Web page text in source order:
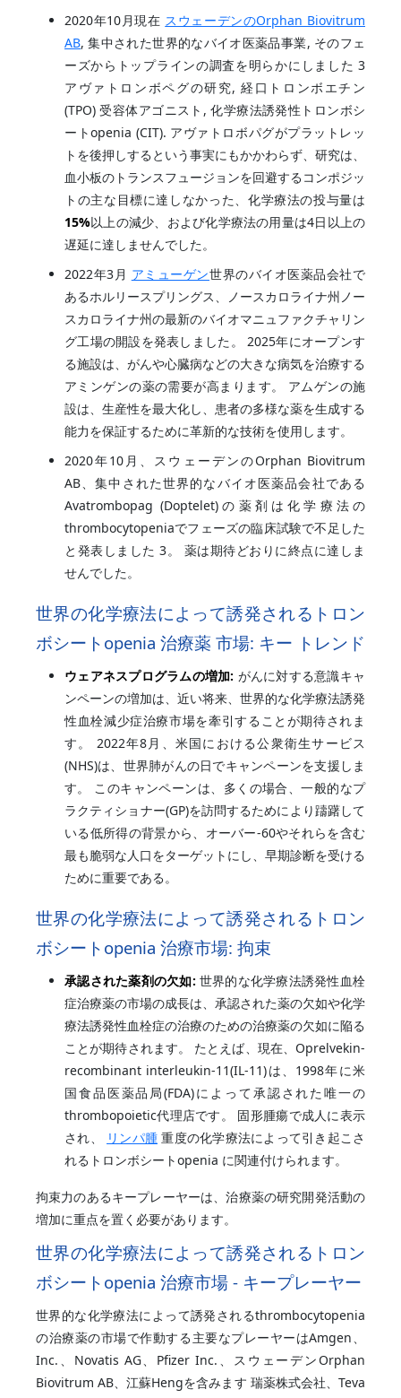
2020年10月現在 スウェーデンのOrphan Biovitrum
AB, 集中された世界的なバイオ医薬品事業, そのフェ
ーズからトップラインの調査を明らかにしました 3
アヴァトロンボペグの研究, 経口トロンボエチン
(TPO) 受容体アゴニスト, 化学療法誘発性トロンボシ
ートopenia (CIT). アヴァトロボパグがプラットレッ
トを後押しするという事実にもかかわらず、研究は、
血小板のトランスフュージョンを回避するコンポジッ
トの主な目標に達しなかった、化学療法の投与量は
15%以上の減少、および化学療法の用量は4日以上の
遅延に達しませんでした。
2022年3月 アミューゲン世界のバイオ医薬品会社で
あるホルリースプリングス、ノースカロライナ州ノー
スカロライナ州の最新のバイオマニュファクチャリン
グ工場の開設を発表しました。 2025年にオープンす
る施設は、がんや心臓病などの大きな病気を治療する
アミンゲンの薬の需要が高まります。 アムゲンの施
設は、生産性を最大化し、患者の多様な薬を生成する
能力を保証するために革新的な技術を使用します。
2020年10月、スウェーデンのOrphan Biovitrum
AB、集中された世界的なバイオ医薬品会社である
Avatrombopag (Doptelet)の薬剤は化学療法の
thrombocytopeniaでフェーズの臨床試験で不足した
と発表しました 3。 薬は期待どおりに終点に達しま
せんでした。
世界の化学療法によって誘発されるトロン
ボシートopenia 治療薬 市場: キー トレンド
ウェアネスプログラムの増加: がんに対する意識キャ
ンペーンの増加は、近い将来、世界的な化学療法誘発
性血栓減少症治療市場を牽引することが期待されま
す。 2022年8月、米国における公衆衛生サービス
(NHS)は、世界肺がんの日でキャンペーンを支援しま
す。 このキャンペーンは、多くの場合、一般的なプ
ラクティショナー(GP)を訪問するためにより躊躇して
いる低所得の背景から、オーバー-60やそれらを含む
最も脆弱な人口をターゲットにし、早期診断を受ける
ために重要である。
世界の化学療法によって誘発されるトロン
ボシートopenia 治療市場: 拘束
承認された薬剤の欠如: 世界的な化学療法誘発性血栓
症治療薬の市場の成長は、承認された薬の欠如や化学
療法誘発性血栓症の治療のための治療薬の欠如に陥る
ことが期待されます。 たとえば、現在、Oprelvekin-
recombinant interleukin-11(IL-11)は、1998年に米
国食品医薬品局(FDA)によって承認された唯一の
thrombopoietic代理店です。 固形腫瘍で成人に表示
され、
リンパ腫 重度の化学療法によって引き起こさ
れるトロンボシートopenia に関連付けられます。
拘束力のあるキープレーヤーは、治療薬の研究開発活動の
増加に重点を置く必要があります。
世界の化学療法によって誘発されるトロン
ボシートopenia 治療市場 - キープレーヤー
世界的な化学療法によって誘発されるthrombocytopenia
の治療薬の市場で作動する主要なプレーヤーはAmgen、
Inc.、Novatis AG、Pfizer Inc.、スウェーデンOrphan
Biovitrum AB、江蘇Hengを含みます 瑞薬株式会社、Teva